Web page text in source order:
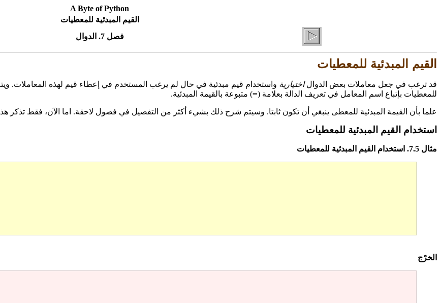
A Byte of Python
القيم المبدئية للمعطيات
فصل 7. الدوال
القيم المبدئية للمعطيات
قد ترغب في جعل معاملات بعض الدوالاختيارية واستخدام قيم مبدئية في حال لم يرغب المستخدم في إعطاء قيم لهذه المعاملات.
للمعطيات بإتباع اسم المعامل في تعريف الدالة بعلامة (=) متبوعة بالقيمة المبدئية.
علما بأن القيمة المبدئية للمعطى ينبغي أن تكون ثابتا. وسيتم شرح ذلك بشيء أكثر من التفصيل في فصول لاحقة. اما الآن، فقط تذكر
استخدام القيم المبدئية للمعطيات
مثال 7.5. استخدام القيم المبدئية للمعطيات
الخرْج